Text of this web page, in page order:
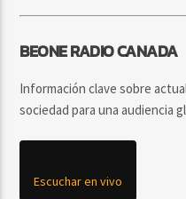
BEONE RADIO CANADA
Información clave sobre
sociedad para una audiencia
Escuchar en vivo